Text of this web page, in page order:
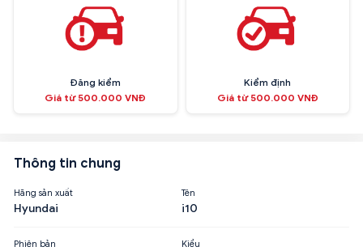
Đăng kiểm
Giá từ 500.000 VNĐ
Kiểm định
Giá từ 500.000 VNĐ
Thông tin chung
Hãng sản xuất
Hyundai
Tên
i10
Phiên bản Kiểu